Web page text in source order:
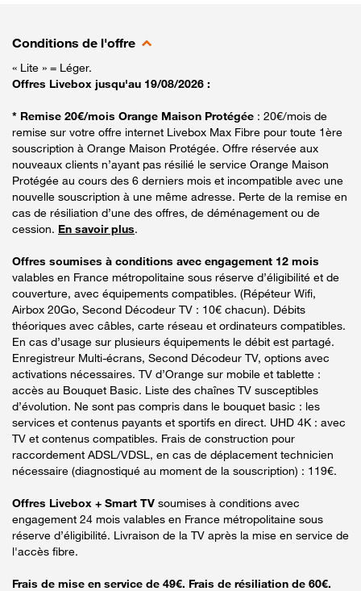
Conditions de l'offre
« Lite » = Léger.
Offres Livebox jusqu'au 19/08/2026 :
* Remise 20€/mois Orange Maison Protégée : 20€/mois de
remise sur votre offre internet Livebox Max Fibre pour toute 1ère
souscription à Orange Maison Protégée. Offre réservée aux
nouveaux clients n’ayant pas résilié le service Orange Maison
Protégée au cours des 6 derniers mois et incompatible avec une
nouvelle souscription à une même adresse. Perte de la remise en
cas de résiliation d’une des offres, de déménagement ou de
cession. En savoir plus.
Offres soumises à conditions avec engagement 12 mois
valables en France métropolitaine sous réserve d’éligibilité et de
couverture, avec équipements compatibles. (Répéteur Wifi,
Airbox 20Go, Second Décodeur TV : 10€ chacun). Débits
théoriques avec câbles, carte réseau et ordinateurs compatibles.
En cas d’usage sur plusieurs équipements le débit est partagé.
Enregistreur Multi-écrans, Second Décodeur TV, options avec
activations nécessaires. TV d’Orange sur mobile et tablette :
accès au Bouquet Basic. Liste des chaînes TV susceptibles
d’évolution. Ne sont pas compris dans le bouquet basic : les
services et contenus payants et sportifs en direct. UHD 4K : avec
TV et contenus compatibles. Frais de construction pour
raccordement ADSL/VDSL, en cas de déplacement technicien
nécessaire (diagnostiqué au moment de la souscription) : 119€.
Offres Livebox + Smart TV soumises à conditions avec
engagement 24 mois valables en France métropolitaine sous
réserve d’éligibilité. Livraison de la TV après la mise en service de
l'accès fibre.
Frais de mise en service de 49€. Frais de résiliation de 60€.